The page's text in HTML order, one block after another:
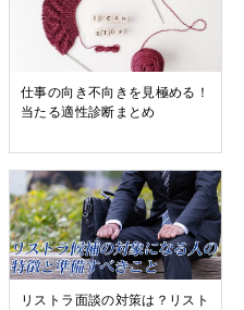
仕事の向き不向きを見極める！
当たる適性診断まとめ
リストラ面談の対策は？リスト